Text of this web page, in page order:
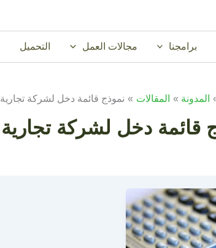
برامجنا مجالات العمل التحميل
المدونة المقالات نموذج قائمة دخل لشركة تجارية
قائمة دخل لشركة تجارية